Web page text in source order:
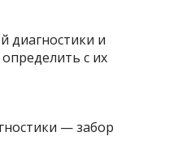
— забор